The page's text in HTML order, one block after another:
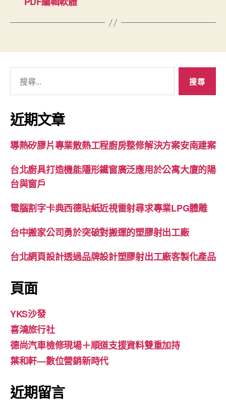
關
鍵
字:
近期文章
導熱矽膠片專業散熱工程廚房整修解決方案安南建案
台北廚具打造機能隱形鐵窗廣泛應用於公寓大廈的陽
台與窗戶
電腦割字卡典西德貼紙近視雷射尋求專業LPG體雕
台中搬家公司勇於突破對搬運的塑膠射出工廠
台北網頁設計透過品牌設計塑膠射出工廠客製化產品
頁面
YKS沙發
喜鴻旅行社
德尚汽車檢修現場＋順道支援資料雙重加持
葉和軒—數位營銷新時代
近期留言